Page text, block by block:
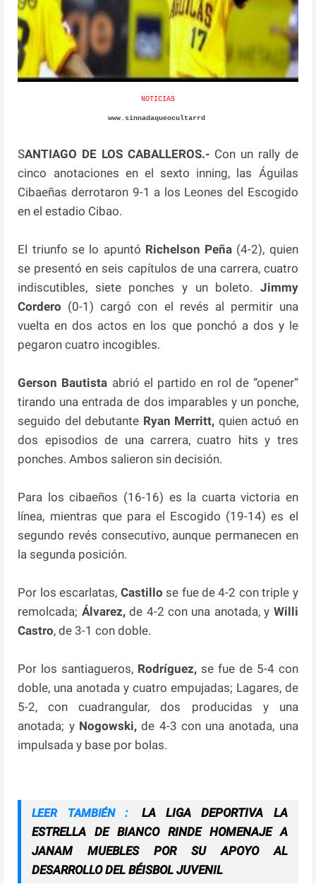
NOTICIAS
www.sinnadaqueocultarrd
SANTIAGO DE LOS CABALLEROS.- Con un rally de
cinco anotaciones en el sexto inning, las Águilas
Cibaeñas derrotaron 9-1 a los Leones del Escogido
en el estadio Cibao.
El triunfo se lo apuntó Richelson Peña (4-2), quien
se presentó en seis capítulos de una carrera, cuatro
indiscutibles, siete ponches y un boleto. Jimmy
Cordero (0-1) cargó con el revés al permitir una
vuelta en dos actos en los que ponchó a dos y le
pegaron cuatro incogibles.
Gerson Bautista abrió el partido en rol de “opener”
tirando una entrada de dos imparables y un ponche,
seguido del debutante Ryan Merritt, quien actuó en
dos episodios de una carrera, cuatro hits y tres
ponches. Ambos salieron sin decisión.
Para los cibaeños (16-16) es la cuarta victoria en
línea, mientras que para el Escogido (19-14) es el
segundo revés consecutivo, aunque permanecen en
la segunda posición.
Por los escarlatas, Castillo se fue de 4-2 con triple y
remolcada; Álvarez,de 4-2 con una anotada, y Willi
Castro, de 3-1 con doble.
Por los santiagueros, Rodríguez, se fue de 5-4 con
doble, una anotada y cuatro empujadas; Lagares, de
5-2, con cuadrangular, dos producidas y una
anotada; y Nogowski, de 4-3 con una anotada, una
impulsada y base por bolas.
LEER TAMBIÉN :
LA LIGA DEPORTIVA LA
ESTRELLA DE BIANCO RINDE HOMENAJE A
JANAM MUEBLES POR SU APOYO AL
DESARROLLO DEL BÉISBOL JUVENIL